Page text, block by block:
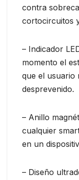
contra
cortocircuitos
– Indicador
momento el
que el usuario
desprevenido.
– Anillo
cualquier
en un
– Diseño